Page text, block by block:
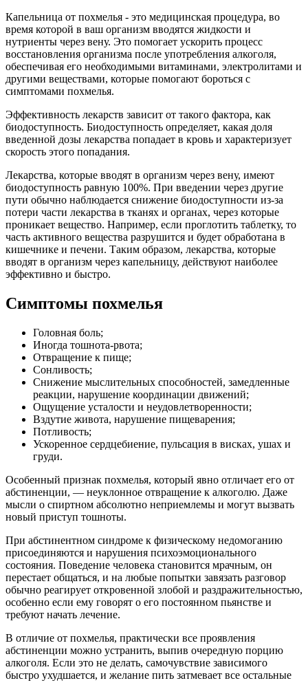
Капельница от похмелья - это медицинская процедура, во
время которой в ваш организм вводятся жидкости и
нутриенты через вену. Это помогает ускорить процесс
восстановления организма после употребления алкоголя,
обеспечивая его необходимыми витаминами, электролитами и
другими веществами, которые помогают бороться с
симптомами похмелья.
Эффективность лекарств зависит от такого фактора, как
биодоступность. Биодоступность определяет, какая доля
введенной дозы лекарства попадает в кровь и характеризует
скорость этого попадания.
Лекарства, которые вводят в организм через вену, имеют
биодоступность равную 100%. При введении через другие
пути обычно наблюдается снижение биодоступности из-за
потери части лекарства в тканях и органах, через которые
проникает вещество. Например, если проглотить таблетку, то
часть активного вещества разрушится и будет обработана в
кишечнике и печени. Таким образом, лекарства, которые
вводят в организм через капельницу, действуют наиболее
эффективно и быстро.
Симптомы похмелья
Головная боль;
Иногда тошнота-рвота;
Отвращение к пище;
Сонливость;
Снижение мыслительных способностей, замедленные
реакции, нарушение координации движений;
Ощущение усталости и неудовлетворенности;
Вздутие живота, нарушение пищеварения;
Потливость;
Ускоренное сердцебиение, пульсация в висках, ушах и
груди.
Особенный признак похмелья, который явно отличает его от
абстиненции, — неуклонное отвращение к алкоголю. Даже
мысли о спиртном абсолютно неприемлемы и могут вызвать
новый приступ тошноты.
При абстинентном синдроме к физическому недомоганию
присоединяются и нарушения психоэмоционального
состояния. Поведение человека становится мрачным, он
перестает общаться, и на любые попытки завязать разговор
обычно реагирует откровенной злобой и раздражительностью,
особенно если ему говорят о его постоянном пьянстве и
требуют начать лечение.
В отличие от похмелья, практически все проявления
абстиненции можно устранить, выпив очередную порцию
алкоголя. Если это не делать, самочувствие зависимого
быстро ухудшается, и желание пить затмевает все остальные